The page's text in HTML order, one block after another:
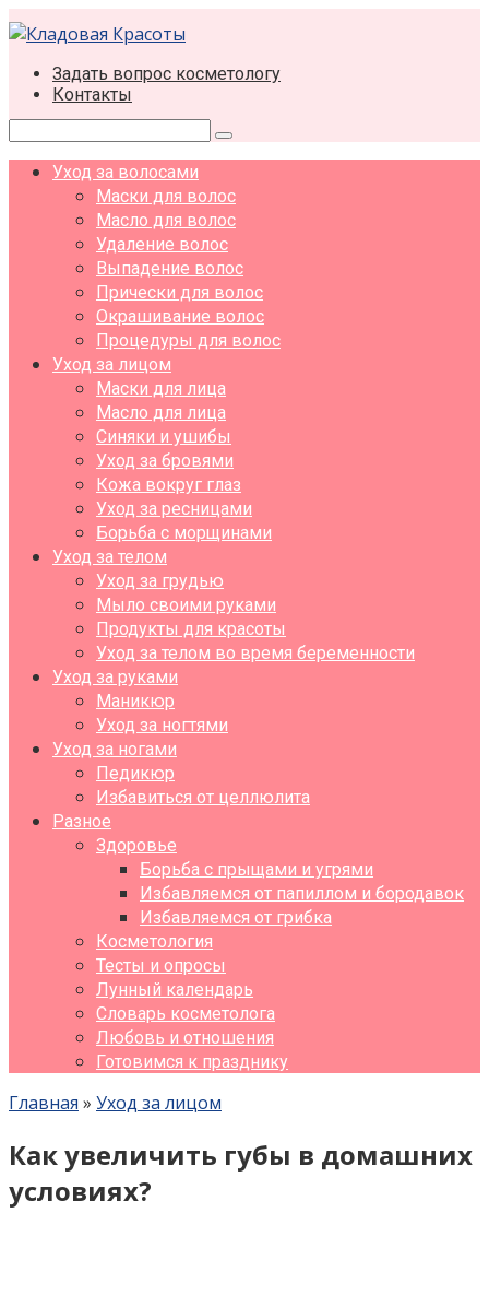
Перейти
к
контентуЗадать вопрос косметологу
Контакты
Поиск:
Уход за волосами
Маски для волос
Масло для волос
Удаление волос
Выпадение волос
Прически для волос
Окрашивание волос
Процедуры для волос
Уход за лицом
Маски для лица
Масло для лица
Синяки и ушибы
Уход за бровями
Кожа вокруг глаз
Уход за ресницами
Борьба с морщинами
Уход за телом
Уход за грудью
Мыло своими руками
Продукты для красоты
Уход за телом во время беременности
Уход за руками
Маникюр
Уход за ногтями
Уход за ногами
Педикюр
Избавиться от целлюлита
Разное
Здоровье
Борьба с прыщами и угрями
Избавляемся от папиллом и бородавок
Избавляемся от грибка
Косметология
Тесты и опросы
Лунный календарь
Словарь косметолога
Любовь и отношения
Готовимся к празднику
Главная » Уход за лицом
Как увеличить губы в домашних
условиях?